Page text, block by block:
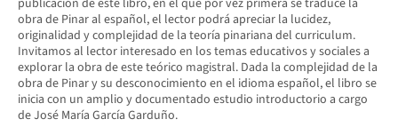
publicación de este libro, en el que por vez primera se traduce la
obra de Pinar al español, el lector podrá apreciar la lucidez,
originalidad y complejidad de la teoría pinariana del curriculum.
Invitamos al lector interesado en los temas educativos y sociales a
explorar la obra de este teórico magistral. Dada la complejidad de la
obra de Pinar y su desconocimiento en el idioma español, el libro se
inicia con un amplio y documentado estudio introductorio a cargo
de José María García Garduño.